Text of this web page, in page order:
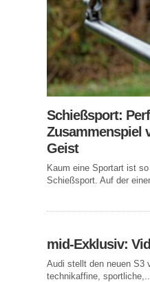
Schießsport:
Zusammenspiel
Geist
Kaum eine Sportart ist
Schießsport. Auf der
mid-Exklusiv:
Audi stellt den neuen S3
technikaffine, sportliche,...